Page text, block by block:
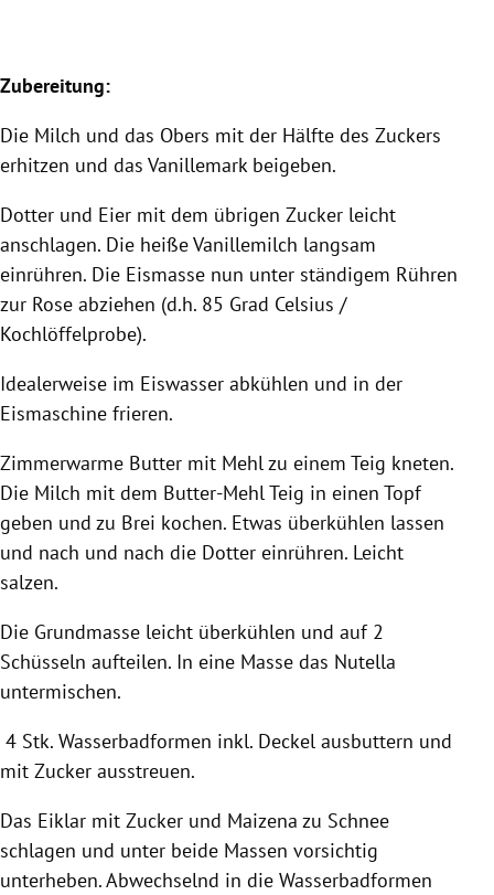
Zubereitung:
Die Milch und das Obers mit der Hälfte des Zuckers
erhitzen und das Vanillemark beigeben.
Dotter und Eier mit dem übrigen Zucker leicht
anschlagen. Die heiße Vanillemilch langsam
einrühren. Die Eismasse nun unter ständigem Rühren
zur Rose abziehen (d.h. 85 Grad Celsius /
Kochlöffelprobe).
Idealerweise im Eiswasser abkühlen und in der
Eismaschine frieren.
Zimmerwarme Butter mit Mehl zu einem Teig kneten.
Die Milch mit dem Butter-Mehl Teig in einen Topf
geben und zu Brei kochen. Etwas überkühlen lassen
und nach und nach die Dotter einrühren. Leicht
salzen.
Die Grundmasse leicht überkühlen und auf 2
Schüsseln aufteilen. In eine Masse das Nutella
untermischen.
4 Stk. Wasserbadformen inkl. Deckel ausbuttern und
mit Zucker ausstreuen.
Das Eiklar mit Zucker und Maizena zu Schnee
schlagen und unter beide Massen vorsichtig
unterheben. Abwechselnd in die Wasserbadformen